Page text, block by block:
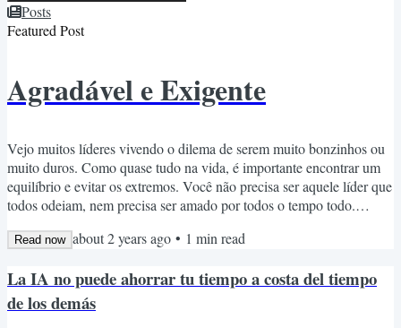
Posts
Featured Post
Agradável e Exigente
Vejo muitos líderes vivendo o dilema de serem muito bonzinhos ou
muito duros. Como quase tudo na vida, é importante encontrar um
equilíbrio e evitar os extremos. Você não precisa ser aquele líder que
todos odeiam, nem precisa ser amado por todos o tempo todo.
Read now about 2 years ago • 1 min read
La IA no puede ahorrar tu tiempo a costa del tiempo
de los demás